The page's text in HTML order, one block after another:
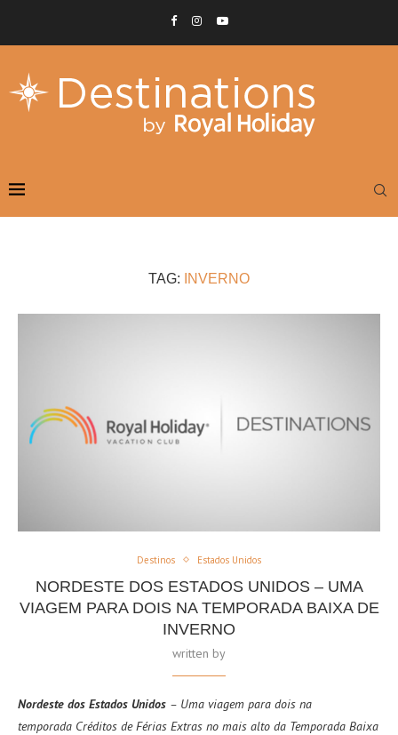
TAG: INVERNO
Destinos Estados Unidos
NORDESTE DOS ESTADOS UNIDOS – UMA
VIAGEM PARA DOIS NA TEMPORADA BAIXA DE
INVERNO
written by
Nordeste dos Estados Unidos – Uma viagem para dois na
temporada Créditos de Férias Extras no mais alto da Temporada Baixa